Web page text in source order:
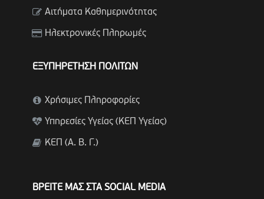
Αιτήματα Καθημερινότητας
Ηλεκτρονικές Πληρωμές
ΕΞΥΠΗΡΕΤΗΣΗ ΠΟΛΙΤΩΝ
Χρήσιμες Πληροφορίες
Υπηρεσίες Υγείας (ΚΕΠ Υγείας)
ΚΕΠ (Α. Β. Γ.)
ΒΡΕΙΤΕ ΜΑΣ ΣΤΑ SOCIAL MEDIA